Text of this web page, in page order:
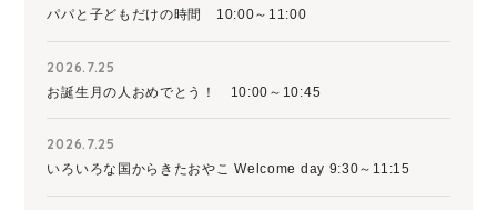
パパと子どもだけの時間 10:00～11:00
2026.7.25
お誕生月の人おめでとう！ 10:00～10:45
2026.7.25
いろいろな国からきたおやこ Welcome day 9:30～11:15